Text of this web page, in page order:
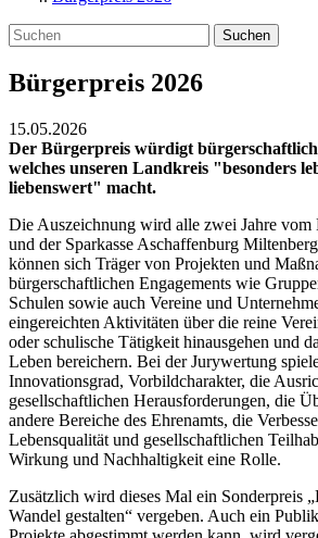
Suchen
Bürgerpreis 2026
15.05.2026
Der Bürgerpreis würdigt
welches unseren Landkreis "besonders
liebenswert" macht.
Die Auszeichnung wird alle zwei Jahre
und der Sparkasse Aschaffenburg
können sich Träger von Projekten und
bürgerschaftlichen Engagements wie
Schulen sowie auch Vereine und
eingereichten Aktivitäten über die reine
oder schulische Tätigkeit hinausgehen und
Leben bereichern. Bei der Jurywertung
Innovationsgrad, Vorbildcharakter, die
gesellschaftlichen Herausforderungen, die
andere Bereiche des Ehrenamts, die
Lebensqualität und gesellschaftlichen
Wirkung und Nachhaltigkeit eine Rolle.
Zusätzlich wird dieses Mal ein Sonderpreis
Wandel gestalten“ vergeben. Auch ein